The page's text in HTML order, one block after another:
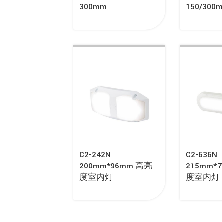
300mm
150/
C2-242N
200mm*96mm 高亮
度室内灯
C2-636N
度室内灯